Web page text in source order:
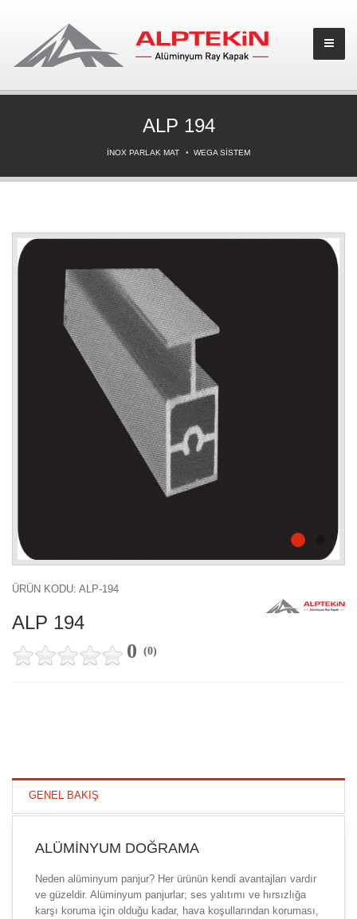
ALP 194
İNOX PARLAK MAT WEGA SİSTEM
ÜRÜN KODU: ALP-194
ALP 194
0 (0)
GENEL BAKIŞ
ALÜMINYUM DOĞRAMA
Neden alüminyum panjur? Her ürünün kendi avantajları vardır
ve güzeldir. Alüminyum panjurlar; ses yalıtımı ve hırsızlığa
karşı koruma için olduğu kadar, hava koşullarından koruması,